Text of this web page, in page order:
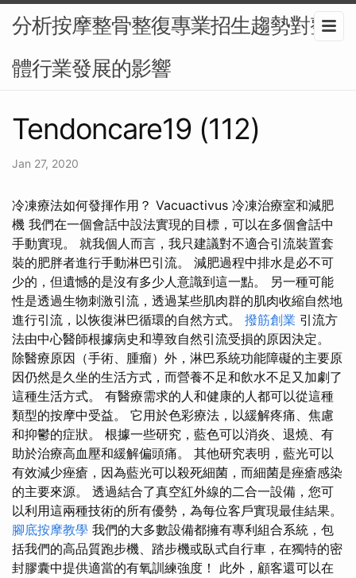
分析按摩整骨整復專業招生趨勢對整
體行業發展的影響
Tendoncare19 (112)
Jan 27, 2020
冷凍療法如何發揮作用？ Vacuactivus 冷凍治療室和減肥
機 我們在一個會話中設法實現的目標，可以在多個會話中
手動實現。 就我個人而言，我只建議對不適合引流裝置套
裝的肥胖者進行手動淋巴引流。 減肥過程中排水是必不可
少的，但遺憾的是沒有多少人意識到這一點。 另一種可能
性是透過生物刺激引流，透過某些肌肉群的肌肉收縮自然地
進行引流，以恢復淋巴循環的自然方式。 撥筋創業 引流方
法由中心醫師根據病史和導致自然引流​​受損的原因決定。
除醫療原因（手術、腫瘤）外，淋巴系統功能障礙的主要原
因仍然是久坐的生活方式，而營養不足和飲水不足又加劇了
這種生活方式。 有醫療需求的人和健康的人都可以從這種
類型的按摩中受益。 它用於色彩療法，以緩解疼痛、焦慮
和抑鬱的症狀。 根據一些研究，藍色可以消炎、退燒、有
助於治療高血壓和緩解偏頭痛。 其他研究表明，藍光可以
有效減少痤瘡，因為藍光可以殺死細菌，而細菌是痤瘡感染
的主要來源。 透過結合了真空紅外線的二合一設備，您可
以利用這兩種技術的所有優勢，為每位客戶實現最佳結果。
腳底按摩教學 我們的大多數設備都擁有專利組合系統，包
括我們的高品質跑步機、踏步機或臥式自行車，在獨特的密
封膠囊中提供適當的有氧訓練強度！ 此外，顧客還可以在